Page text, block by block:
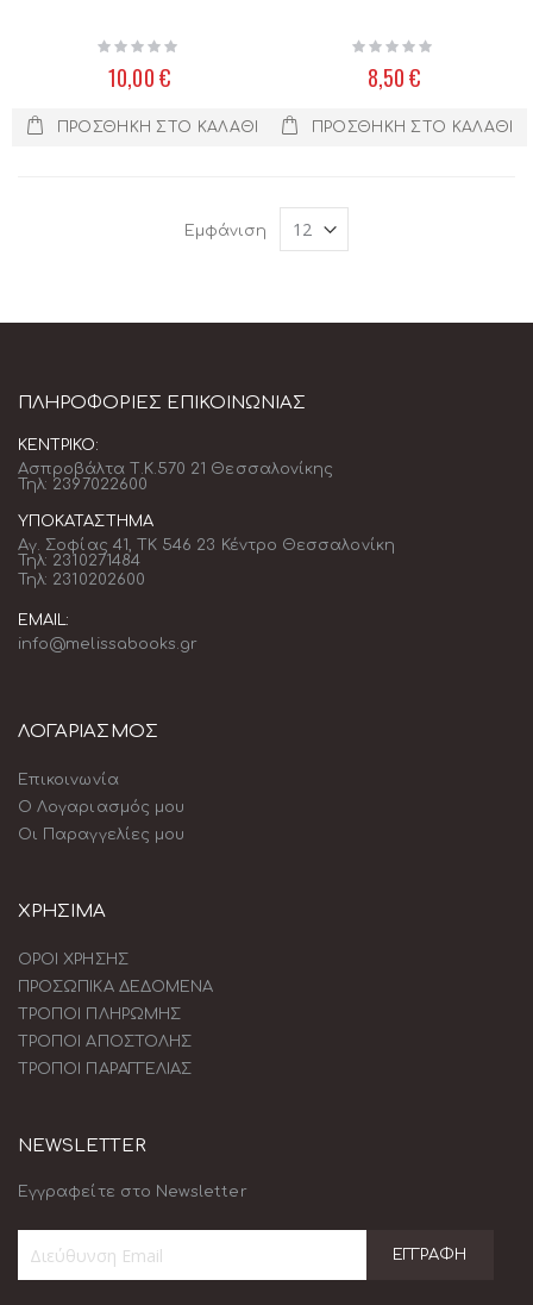
Rating:
10,00 €
ΠΡΟΣΘΉΚΗ ΣΤΟ ΚΑΛΆΘΙ
Rating:
8,50 €
ΠΡΟΣΘΉΚΗ ΣΤΟ ΚΑΛΆΘΙ
Εμφάνιση
ΠΛΗΡΟΦΟΡΊΕΣ ΕΠΙΚΟΙΝΩΝΊΑΣ
ΚΕΝΤΡΙΚΌ:
Ασπροβάλτα Τ.Κ.570 21 Θεσσαλονίκης
Τηλ: 2397022600
ΥΠΟΚΑΤΆΣΤΗΜΑ
Αγ. Σοφίας 41, ΤΚ 546 23 Κέντρο Θεσσαλονίκη
Τηλ: 2310271484
Τηλ: 2310202600
EMAIL:
info@melissabooks.gr
ΛΟΓΑΡΙΑΣΜΟΣ
Επικοινωνία
Ο Λογαριασμός μου
Οι Παραγγελίες μου
ΧΡΗΣΙΜΑ
ΟΡΟΙ ΧΡΗΣΗΣ
ΠΡΟΣΩΠΙΚΑ ΔΕΔΟΜΕΝΑ
ΤΡΟΠΟΙ ΠΛΗΡΩΜΗΣ
ΤΡΟΠΟΙ ΑΠΟΣΤΟΛΗΣ
ΤΡΟΠΟΙ ΠΑΡΑΓΓΕΛΙΑΣ
NEWSLETTER
Εγγραφείτε στο Newsletter
ΕΓΓΡΑΦΉ